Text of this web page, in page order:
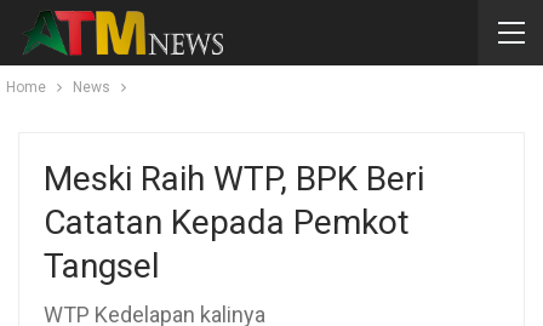
Home News
Meski Raih WTP, BPK Beri
Catatan Kepada Pemkot
Tangsel
WTP Kedelapan kalinya